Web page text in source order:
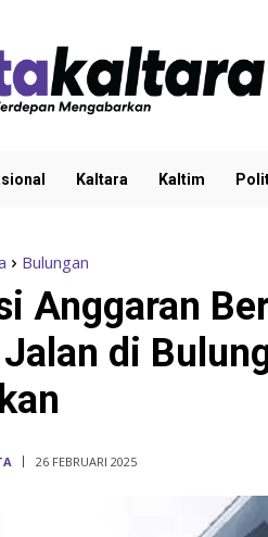
Kaltara Kaltim
Bulungan
Anggaran
di
26 FEBRUARI 2025